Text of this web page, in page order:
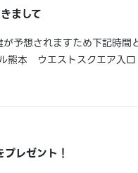
まして
想されますため下記時間
熊本 ウエストスクエア入
レゼント！